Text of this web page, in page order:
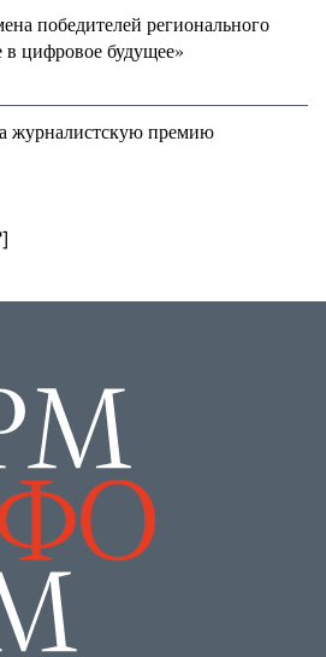
победителей регионального
в цифровое будущее»
журналистскую премию